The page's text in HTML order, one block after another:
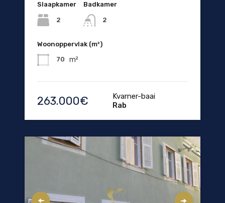
Slaapkamer
2
Badkamer
2
Woonoppervlak (m²)
70 m²
263.000€
Kvarner-baai
Rab